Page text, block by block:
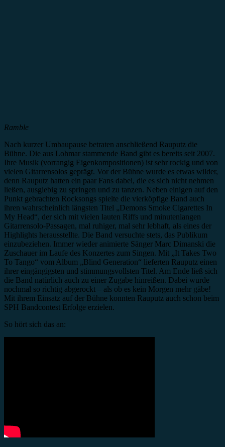
Ramble
Nach kurzer Umbaupause betraten anschließend Rauputz die
Bühne. Die aus Lohmar stammende Band gibt es bereits seit 2007.
Ihre Musik (vorrangig Eigenkompositionen) ist sehr rockig und von
vielen Gitarrensolos geprägt. Vor der Bühne wurde es etwas wilder,
denn Rauputz hatten ein paar Fans dabei, die es sich nicht nehmen
ließen, ausgiebig zu springen und zu tanzen. Neben einigen auf den
Punkt gebrachten Rocksongs spielte die vierköpfige Band auch
ihren wahrscheinlich längsten Titel „Demons Smoke Cigarettes In
My Head“, der sich mit vielen lauten Riffs und minutenlangen
Gitarrensolo-Passagen, mal ruhiger, mal sehr lebhaft, als eines der
Highlights herausstellte. Die Band versuchte stets, das Publikum
einzubeziehen. Immer wieder animierte Sänger Marc Dimanski die
Zuschauer im Laufe des Konzertes zum Singen. Mit „It Takes Two
To Tango“ vom Album „Blind Generation“ lieferten Rauputz einen
ihrer eingängigsten und stimmungsvollsten Titel. Am Ende ließ sich
die Band natürlich auch zu einer Zugabe hinreißen. Dabei wurde
nochmal so richtig abgerockt – als ob es kein Morgen mehr gäbe!
Mit ihrem Einsatz auf der Bühne konnten Rauputz auch schon beim
SPH Bandcontest Erfolge erzielen.
So hört sich das an: